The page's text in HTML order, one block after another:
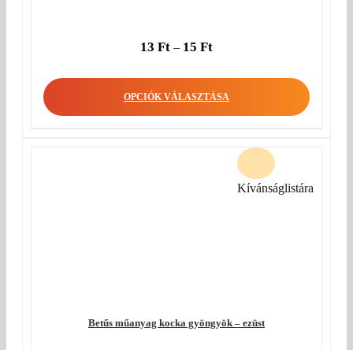
13 Ft – 15 Ft
OPCIÓK VÁLASZTÁSA
Betűs műanyag kocka gyöngyök – ezüst
Kívánságlistára